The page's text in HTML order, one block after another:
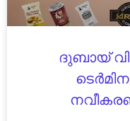
ദുബായ്